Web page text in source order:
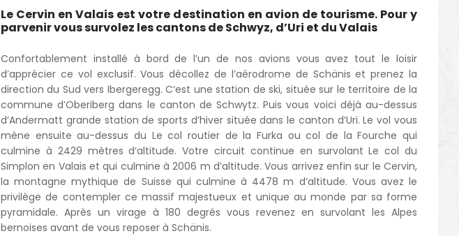
Le Cervin en Valais est votre destination en avion de tourisme. Pour y
parvenir vous survolez les cantons de Schwyz, d’Uri et du Valais
Confortablement installé à bord de l’un de nos avions vous avez tout le loisir
d’apprécier ce vol exclusif. Vous décollez de l’aérodrome de Schänis et prenez la
direction du Sud vers Ibergeregg. C’est une station de ski, située sur le territoire de la
commune d’Oberiberg dans le canton de Schwytz. Puis vous voici déjà au-dessus
d’Andermatt grande station de sports d’hiver située dans le canton d’Uri. Le vol vous
mène ensuite au-dessus du Le col routier de la Furka ou col de la Fourche qui
culmine à 2429 mètres d’altitude. Votre circuit continue en survolant Le col du
Simplon en Valais et qui culmine à 2006 m d’altitude. Vous arrivez enfin sur le Cervin,
la montagne mythique de Suisse qui culmine à 4478 m d’altitude. Vous avez le
privilège de contempler ce massif majestueux et unique au monde par sa forme
pyramidale. Après un virage à 180 degrés vous revenez en survolant les Alpes
bernoises avant de vous reposer à Schänis.